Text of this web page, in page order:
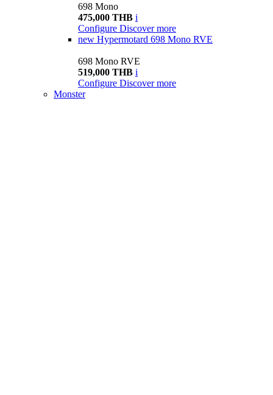
698 Mono
475,000 THB i
Configure Discover more
new Hypermotard 698 Mono RVE
698 Mono RVE
519,000 THB i
Configure Discover more
Monster